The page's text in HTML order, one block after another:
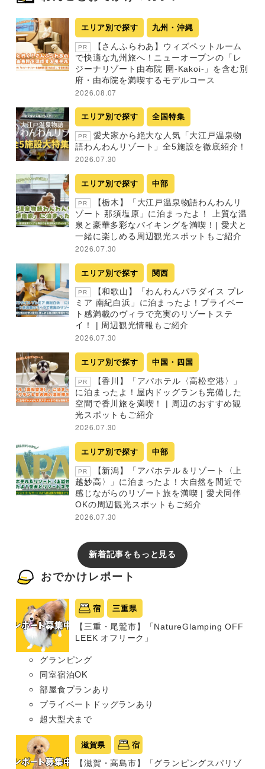
エリア別で探す 九州・沖縄
PR
【さんふらわあ】ウィズペットルーム
で快適な九州旅へ！ニューオープンの「レ
ジーナリゾート由布院 圍-Kakoi-」を含む別
府・由布院を満喫するモデルコース
2026.08.07
エリア別で探す 全国特集
PR
愛犬家から絶大な人気「大江戸温泉物
語わんわんリゾート」全5施設を徹底紹介！
2026.07.30
エリア別で探す 中部
PR
【栃木】「大江戸温泉物語わんわんリ
ゾート 那須塩原」に泊まったよ！ 上質な温
泉と豪華多彩なバイキングを満喫！| 愛犬と
一緒に楽しめる周辺観光スポットもご紹介
2026.07.30
エリア別で探す 関西
PR
【和歌山】「わんわんパラダイス プレ
ミア 南紀白浜」に泊まったよ！プライベー
ト感満載のヴィラで充実のリゾートステ
イ！ | 周辺観光情報もご紹介
2026.07.30
エリア別で探す 中国・四国
PR
【香川】「アパホテル〈高松空港〉」
に泊まったよ！屋内ドッグランも完備した
空間で香川旅を満喫！ | 周辺のおすすめ観
光スポットもご紹介
2026.07.30
エリア別で探す 中部
PR
【新潟】「アパホテル＆リゾート〈上
越妙高〉」に泊まったよ！大自然を間近で
感じながらのリゾート旅を満喫 | 愛犬同伴
OKの周辺観光スポットもご紹介
2026.07.30
新着記事をもっと見る
おでかけレポート
宿 三重県
【三重・尾鷲市】「NatureGlamping OFF
LEEK オフリーク」
グランピング
同室宿泊OK
部屋食プランあり
プライベートドッグランあり
超大型犬まで
滋賀県 宿
【滋賀・高島市】「グランピングスパリゾ